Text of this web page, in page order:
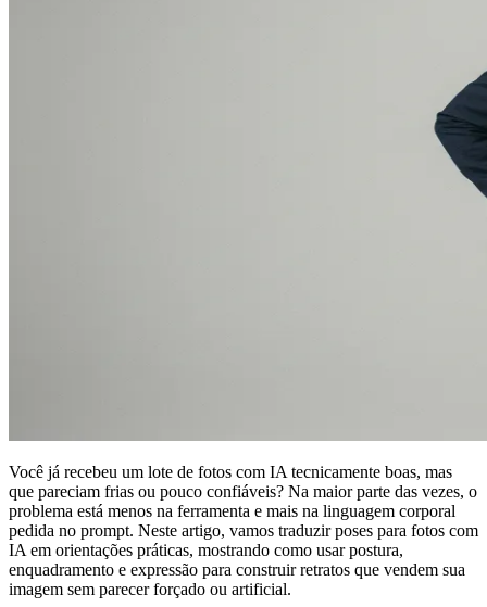
Você já recebeu um lote de fotos com IA tecnicamente boas, mas
que pareciam frias ou pouco confiáveis? Na maior parte das vezes, o
problema está menos na ferramenta e mais na linguagem corporal
pedida no prompt. Neste artigo, vamos traduzir poses para fotos com
IA em orientações práticas, mostrando como usar postura,
enquadramento e expressão para construir retratos que vendem sua
imagem sem parecer forçado ou artificial.